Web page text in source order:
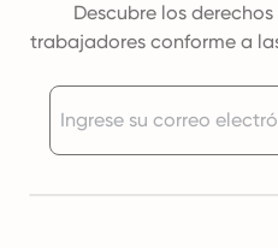
Descubre los
trabajadores conforme a